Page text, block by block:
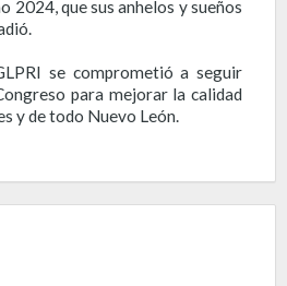
2024, que sus anhelos y sueños
se comprometió a seguir
para mejorar la calidad
y de todo Nuevo León.